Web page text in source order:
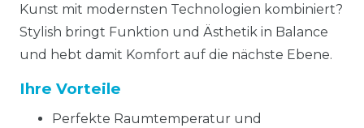
Kunst mit modernsten Technologien kombiniert?
Stylish bringt Funktion und Ästhetik in Balance
und hebt damit Komfort auf die nächste Ebene.
Ihre Vorteile
Perfekte Raumtemperatur und